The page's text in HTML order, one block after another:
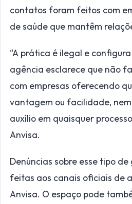
contatos foram feitos com
de saúde que mantêm
“A prática é ilegal e
agência esclarece que não
com empresas oferecendo
vantagem ou facilidade,
auxílio em quaisquer
Anvisa.
Denúncias sobre esse tipo
feitas aos canais oficiais de
Anvisa. O espaço pode